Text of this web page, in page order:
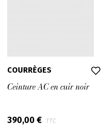
COURRÈGES
Ceinture AC en cuir noir
390,00 € TTC